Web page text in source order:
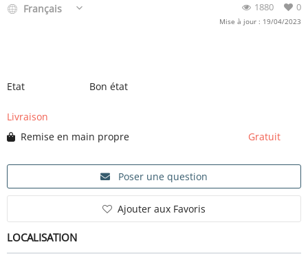
SPORT & LOISIRS
BILLET & COVOIT'
Français
0
1880
Français
Mise à jour : 19/04/2023
Etat Bon état
Livraison
Remise en main propre
Gratuit
Poser une question
Ajouter aux Favoris
LOCALISATION